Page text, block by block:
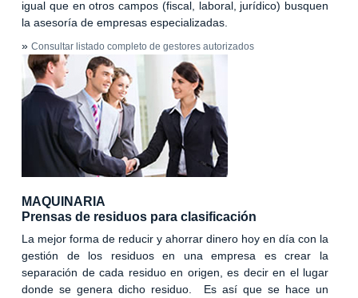
igual que en otros campos (fiscal, laboral, jurídico) busquen
la asesoría de empresas especializadas.
» Consultar listado completo de gestores autorizados
MAQUINARIA
Prensas de residuos para clasificación
La mejor forma de reducir y ahorrar dinero hoy en día con la
gestión de los residuos en una empresa es crear la
separación de cada residuo en origen, es decir en el lugar
donde se genera dicho residuo. Es así que se hace un